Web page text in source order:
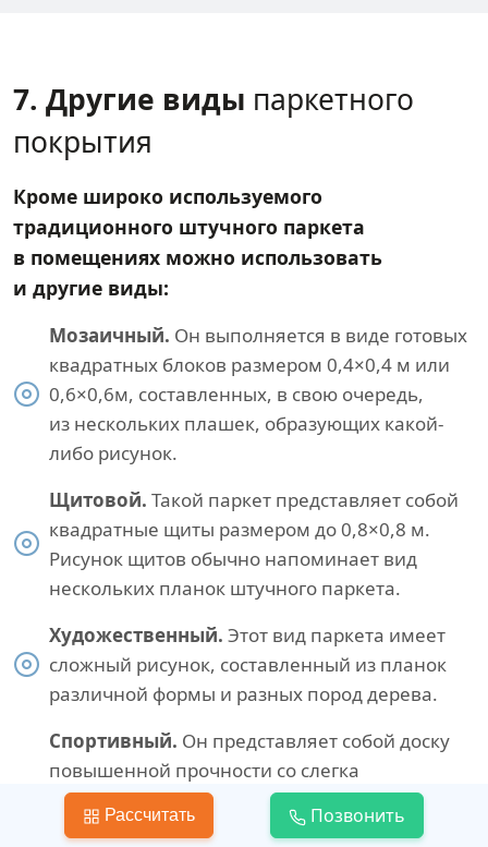
7. Другие виды паркетного
покрытия
Кроме широко используемого
традиционного штучного паркета
в помещениях можно использовать
и другие виды:
Мозаичный. Он выполняется в виде готовых
квадратных блоков размером 0,4×0,4 м или
0,6×0,6м, составленных, в свою очередь,
из нескольких плашек, образующих какой-
либо рисунок.
Щитовой. Такой паркет представляет собой
квадратные щиты размером до 0,8×0,8 м.
Рисунок щитов обычно напоминает вид
нескольких планок штучного паркета.
Художественный. Этот вид паркета имеет
сложный рисунок, составленный из планок
различной формы и разных пород дерева.
Спортивный. Он представляет собой доску
повышенной прочности со слегка
шероховатой поверхностью, покрытую
специальным спортивным лаком или
Рассчитать Позвонить